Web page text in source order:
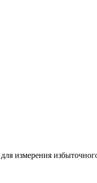
измерения